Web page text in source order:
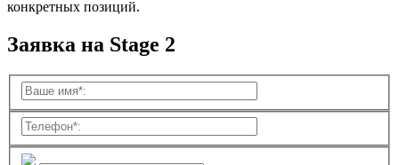
конкретных позиций.
Заявка на Stage 2